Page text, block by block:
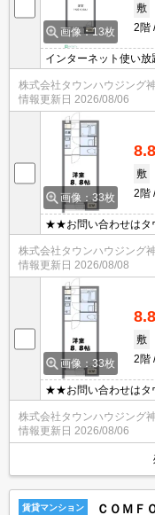
画像：13枚
敷
2階
インターネット使い
株式会社タウンハウジング
情報更新日 2026/08/06
画像：33枚
8.8
敷
2階
★★お問い合わせはタ
株式会社タウンハウジング
情報更新日 2026/08/08
画像：33枚
8.8
敷
2階
★★お問い合わせはタ
株式会社タウンハウジング
情報更新日 2026/08/06
賃貸マンション ＣＯＭＦ